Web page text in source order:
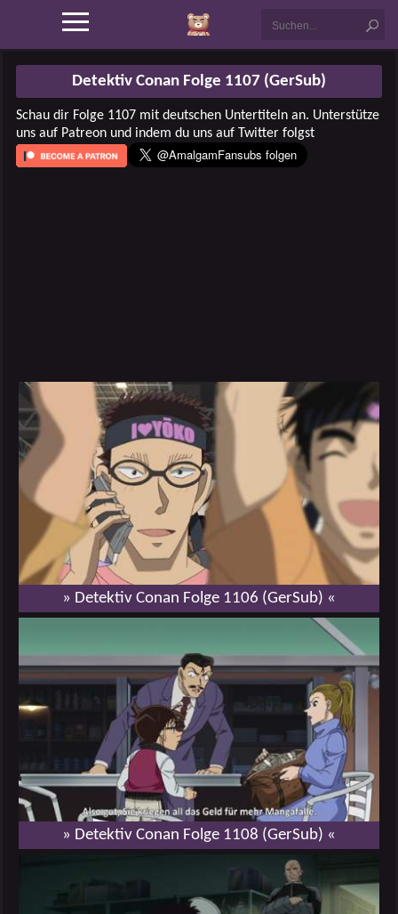
Detektiv Conan Folge 1107 (GerSub)
Schau dir Folge 1107 mit deutschen Untertiteln an. Unterstütze
uns auf Patreon und indem du uns auf Twitter folgst
» Detektiv Conan Folge 1106 (GerSub) «
» Detektiv Conan Folge 1108 (GerSub) «